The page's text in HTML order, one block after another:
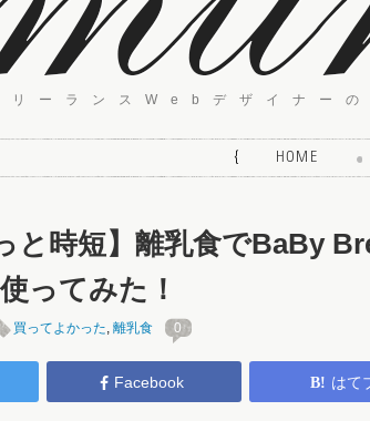
リーランスWebデザイナー
{ HOME
と時短】離乳食でBaBy
ってみた！
買ってよかった, 離乳食 0
Facebook はて